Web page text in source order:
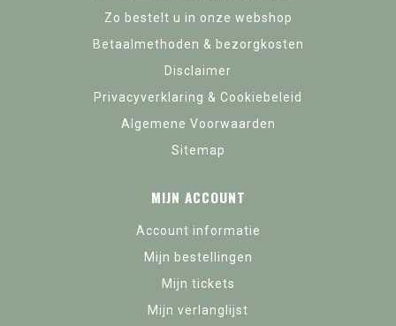
Zo bestelt u in onze webshop
Betaalmethoden & bezorgkosten
Disclaimer
Privacyverklaring & Cookiebeleid
Algemene Voorwaarden
Sitemap
MIJN ACCOUNT
Account informatie
Mijn bestellingen
Mijn tickets
Mijn verlanglijst